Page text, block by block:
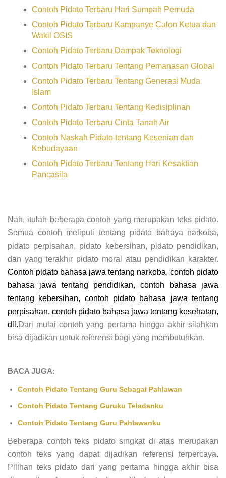
Contoh Pidato Terbaru Hari Sumpah Pemuda
Contoh Pidato Terbaru Kampanye Calon Ketua dan
Wakil OSIS
Contoh Pidato Terbaru Dampak Teknologi
Contoh Pidato Terbaru Tentang Pemanasan Global
Contoh Pidato Terbaru Tentang Generasi Muda
Islam
Contoh Pidato Terbaru Tentang Kedisiplinan
Contoh Pidato Terbaru Cinta Tanah Air
Contoh Naskah Pidato tentang Kesenian dan
Kebudayaan
Contoh Pidato Terbaru Tentang Hari Kesaktian
Pancasila
Nah, itulah beberapa contoh yang merupakan teks pidato.
Semua contoh meliputi tentang pidato bahaya narkoba,
pidato perpisahan, pidato kebersihan, pidato pendidikan,
dan yang terakhir pidato moral atau pendidikan karakter.
Contoh pidato bahasa jawa tentang narkoba, contoh pidato
bahasa jawa tentang pendidikan, contoh bahasa jawa
tentang kebersihan, contoh pidato bahasa jawa tentang
perpisahan, contoh pidato bahasa jawa tentang kesehatan,
dll.Dari mulai contoh yang pertama hingga akhir silahkan
bisa dijadikan untuk referensi bagi yang membutuhkan.
BACA JUGA:
Contoh Pidato Tentang Guru Sebagai Pahlawan
Contoh Pidato Tentang Guruku Teladanku
Contoh Pidato Tentang Guru Pahlawanku
Beberapa contoh teks pidato singkat di atas merupakan
contoh teks yang dapat dijadikan referensi terpercaya.
Pilihan teks pidato dari yang pertama hingga akhir bisa